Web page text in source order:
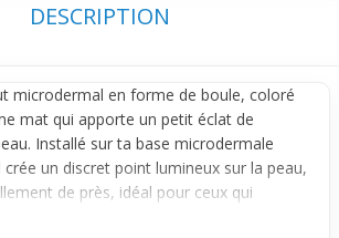
DESCRIPTION
microdermal en forme de boule, coloré
mat qui apporte un petit éclat de
Installé sur ta base microdermale
un discret point lumineux sur la peau,
de près, idéal pour ceux qui